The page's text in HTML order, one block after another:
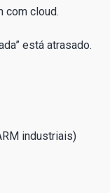
com cloud.
está atrasado.
industriais)